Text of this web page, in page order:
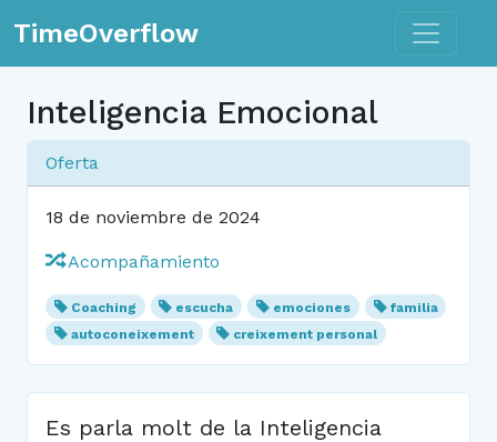
TimeOverflow Toggle
Inteligencia Emocional
Oferta
18 de noviembre de 2024
Acompañamiento
Coaching escucha emociones
familia
autoconeixement
creixement personal
Es parla molt de la Inteligencia